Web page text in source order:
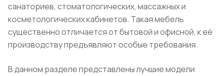
санаториев, стоматологических, массажных и
косметологических кабинетов. Такая мебель
существенно отличается от бытовой и офисной, к её
производству предъявляют особые требования.
В данном разделе представлены лучшие модели